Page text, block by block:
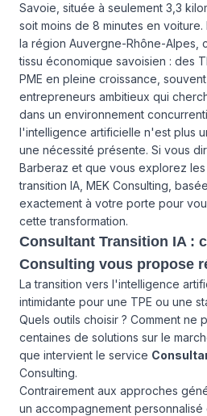
Savoie, située à seulement 3,3
soit moins de 8 minutes en
la région Auvergne-Rhône-Alpes,
tissu économique savoisien : des
PME en pleine croissance,
entrepreneurs ambitieux qui
dans un environnement
l'intelligence artificielle n'est plus
une nécessité présente. Si vous
Barberaz et que vous explorez
transition IA, MEK Consulting,
exactement à votre porte pour
cette transformation.
Consultant Transition IA :
Consulting vous propose
La transition vers l'intelligence
intimidante pour une TPE ou une
Quels outils choisir ? Comment ne
centaines de solutions sur le
que intervient le service
Consulting.
Contrairement aux approches
un accompagnement